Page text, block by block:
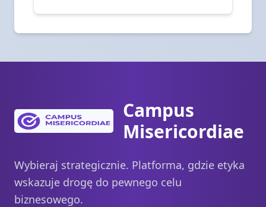
Campus
Misericordiae
Wybieraj strategicznie. Platforma, gdzie etyka
wskazuje drogę do pewnego celu
biznesowego.